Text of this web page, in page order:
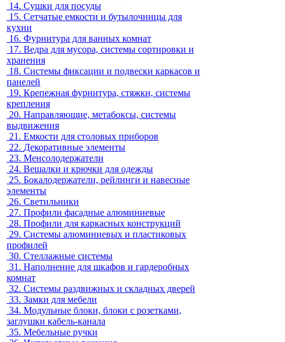
14. Сушки для посуды
15. Сетчатые емкости и бутылочницы для
кухни
16. Фурнитура для ванных комнат
17. Ведра для мусора, системы сортировки и
хранения
18. Системы фиксации и подвески каркасов и
панелей
19. Крепежная фурнитура, стяжки, системы
крепления
20. Направляющие, метабоксы, системы
выдвижения
21. Емкости для столовых приборов
22. Декоративные элементы
23. Менсолодержатели
24. Вешалки и крючки для одежды
25. Бокалодержатели, рейлинги и навесные
элементы
26. Светильники
27. Профили фасадные алюминиевые
28. Профили для каркасных конструкций
29. Системы алюминиевых и пластиковых
профилей
30. Стеллажные системы
31. Наполнение для шкафов и гардеробных
комнат
32. Системы раздвижных и складных дверей
33. Замки для мебели
34. Модульные блоки, блоки с розетками,
заглушки кабель-канала
35. Мебельные ручки